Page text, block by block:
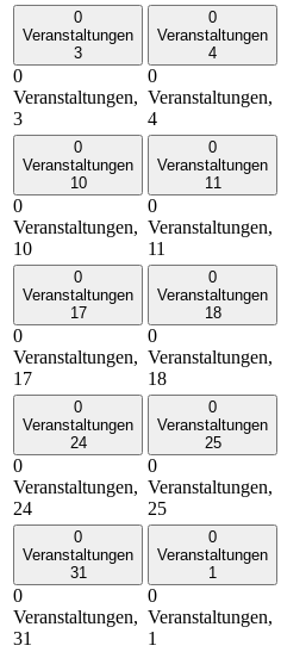
0
Veranstaltungen
3
0
Veranstaltungen,
3
0
Veranstaltungen
4
0
Veranstaltungen,
4
0
Veranstaltungen
10
0
Veranstaltungen,
10
0
Veranstaltungen
11
0
Veranstaltungen,
11
0
Veranstaltungen
17
0
Veranstaltungen,
17
0
Veranstaltungen
18
0
Veranstaltungen,
18
0
Veranstaltungen
24
0
Veranstaltungen,
24
0
Veranstaltungen
25
0
Veranstaltungen,
25
0
Veranstaltungen
31
0
Veranstaltungen,
31
0
Veranstaltungen
1
0
Veranstaltungen,
1